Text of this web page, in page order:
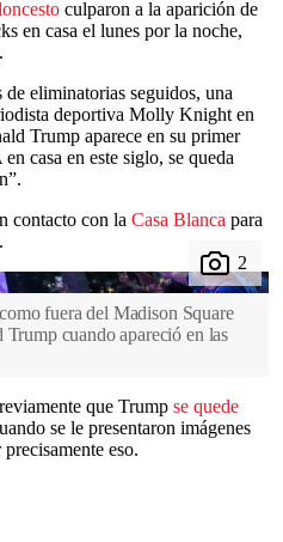
culparon a la aparición de
en casa el lunes por la noche,
de eliminatorias seguidos, una
deportiva Molly Knight en
Trump aparece en su primer
casa en este siglo, se queda
contacto con la Casa Blanca para
fuera del Madison Square
cuando apareció en las
que Trump se quede
se le presentaron imágenes
eso.